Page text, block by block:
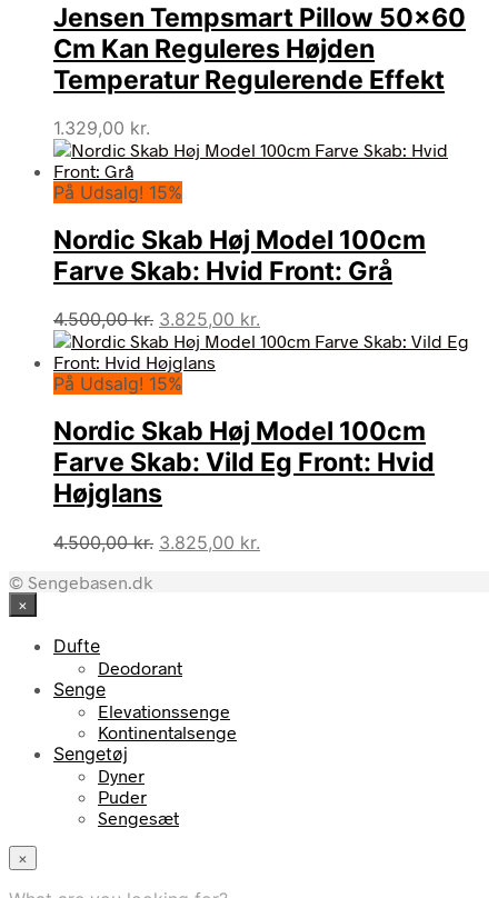
4.500,00 kr..3.825,00 kr..
Jensen Tempsmart Pillow 50×60
Cm Kan Reguleres Højden
Temperatur Regulerende Effekt
1.329,00 kr.
På Udsalg! 15%
Nordic Skab Høj Model 100cm
Farve Skab: Hvid Front: Grå
4.500,00kr. Den
oprindelige
pris
var:
3.825,00 kr.
aktuelle
På Udsalg! 15%
Nordic Skab Høj Model 100cm
Farve Skab: Vild Eg Front: Hvid
Højglans
4.500,00kr. Den
3.825,00 kr.
© Sengebasen.dk
×
Dufte
Deodorant
Senge
Elevationssenge
Kontinentalsenge
Sengetøj
Dyner
Puder
Sengesæt
×